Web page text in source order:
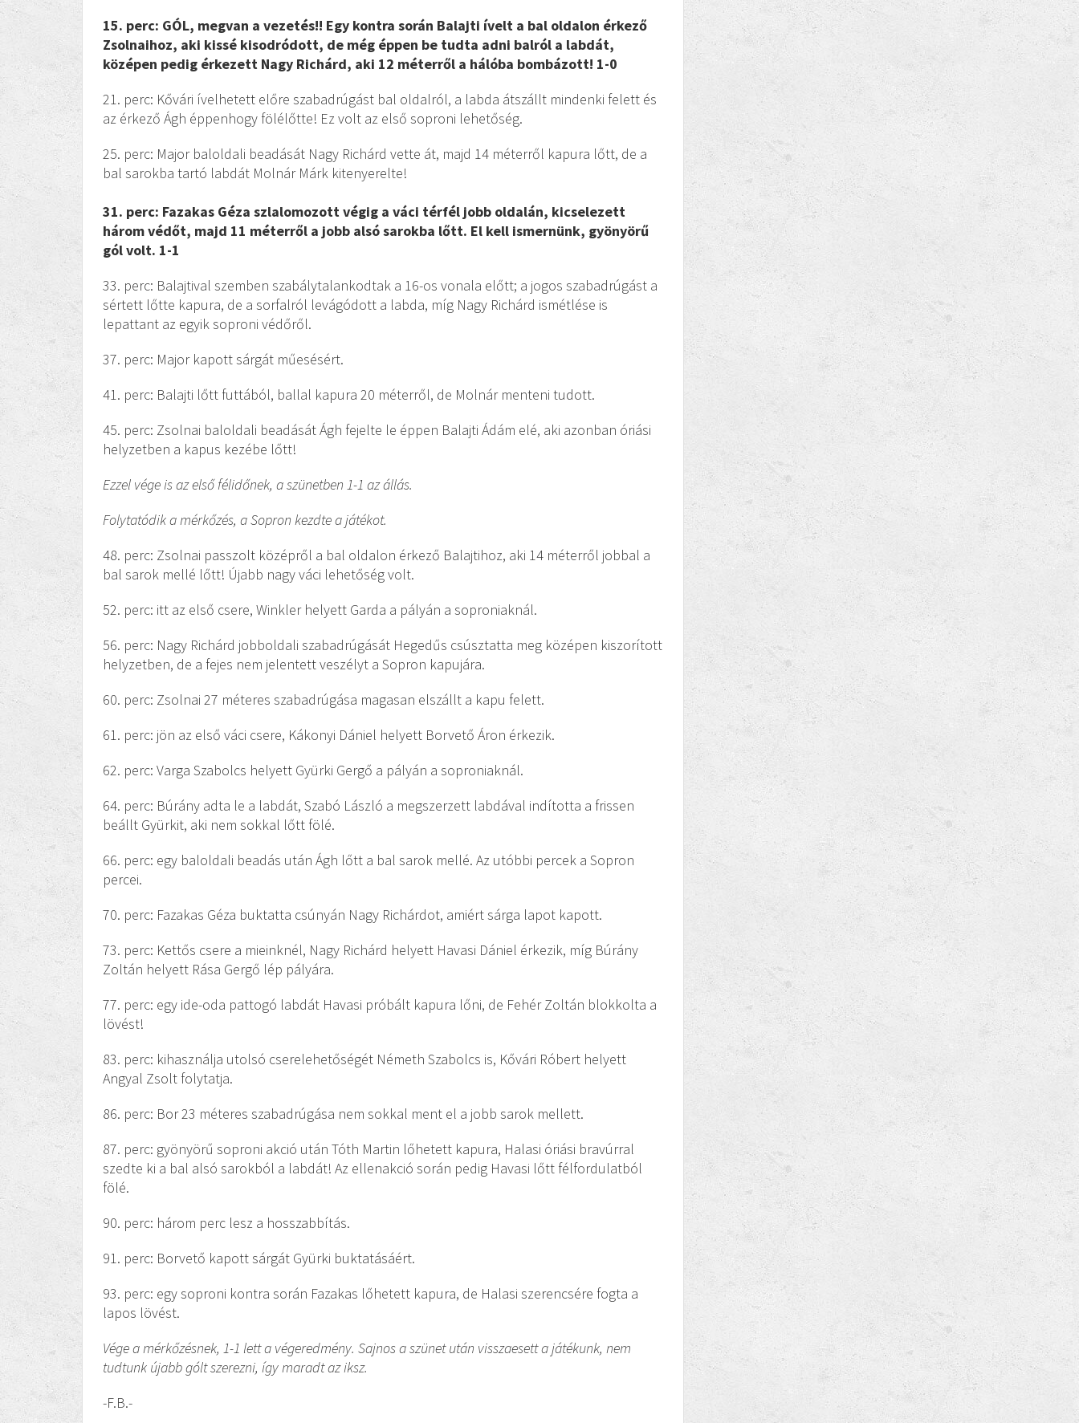
15. perc: GÓL, megvan a vezetés!! Egy kontra során Balajti ívelt a bal oldalon érkező
Zsolnaihoz, aki kissé kisodródott, de még éppen be tudta adni balról a labdát,
középen pedig érkezett Nagy Richárd, aki 12 méterről a hálóba bombázott! 1-0
21. perc: Kővári ívelhetett előre szabadrúgást bal oldalról, a labda átszállt mindenki felett és
az érkező Ágh éppenhogy fölélőtte! Ez volt az első soproni lehetőség.
25. perc: Major baloldali beadását Nagy Richárd vette át, majd 14 méterről kapura lőtt, de a
bal sarokba tartó labdát Molnár Márk kitenyerelte!
31. perc: Fazakas Géza szlalomozott végig a váci térfél jobb oldalán, kicselezett
három védőt, majd 11 méterről a jobb alsó sarokba lőtt. El kell ismernünk, gyönyörű
gól volt. 1-1
33. perc: Balajtival szemben szabálytalankodtak a 16-os vonala előtt; a jogos szabadrúgást a
sértett lőtte kapura, de a sorfalról levágódott a labda, míg Nagy Richárd ismétlése is
lepattant az egyik soproni védőről.
37. perc: Major kapott sárgát műesésért.
41. perc: Balajti lőtt futtából, ballal kapura 20 méterről, de Molnár menteni tudott.
45. perc: Zsolnai baloldali beadását Ágh fejelte le éppen Balajti Ádám elé, aki azonban óriási
helyzetben a kapus kezébe lőtt!
Ezzel vége is az első félidőnek, a szünetben 1-1 az állás.
Folytatódik a mérkőzés, a Sopron kezdte a játékot.
48. perc: Zsolnai passzolt középről a bal oldalon érkező Balajtihoz, aki 14 méterről jobbal a
bal sarok mellé lőtt! Újabb nagy váci lehetőség volt.
52. perc: itt az első csere, Winkler helyett Garda a pályán a soproniaknál.
56. perc: Nagy Richárd jobboldali szabadrúgását Hegedűs csúsztatta meg középen kiszorított
helyzetben, de a fejes nem jelentett veszélyt a Sopron kapujára.
60. perc: Zsolnai 27 méteres szabadrúgása magasan elszállt a kapu felett.
61. perc: jön az első váci csere, Kákonyi Dániel helyett Borvető Áron érkezik.
62. perc: Varga Szabolcs helyett Gyürki Gergő a pályán a soproniaknál.
64. perc: Búrány adta le a labdát, Szabó László a megszerzett labdával indította a frissen
beállt Gyürkit, aki nem sokkal lőtt fölé.
66. perc: egy baloldali beadás után Ágh lőtt a bal sarok mellé. Az utóbbi percek a Sopron
percei.
70. perc: Fazakas Géza buktatta csúnyán Nagy Richárdot, amiért sárga lapot kapott.
73. perc: Kettős csere a mieinknél, Nagy Richárd helyett Havasi Dániel érkezik, míg Búrány
Zoltán helyett Rása Gergő lép pályára.
77. perc: egy ide-oda pattogó labdát Havasi próbált kapura lőni, de Fehér Zoltán blokkolta a
lövést!
83. perc: kihasználja utolsó cserelehetőségét Németh Szabolcs is, Kővári Róbert helyett
Angyal Zsolt folytatja.
86. perc: Bor 23 méteres szabadrúgása nem sokkal ment el a jobb sarok mellett.
87. perc: gyönyörű soproni akció után Tóth Martin lőhetett kapura, Halasi óriási bravúrral
szedte ki a bal alsó sarokból a labdát! Az ellenakció során pedig Havasi lőtt félfordulatból
fölé.
90. perc: három perc lesz a hosszabbítás.
91. perc: Borvető kapott sárgát Gyürki buktatásáért.
93. perc: egy soproni kontra során Fazakas lőhetett kapura, de Halasi szerencsére fogta a
lapos lövést.
Vége a mérkőzésnek, 1-1 lett a végeredmény. Sajnos a szünet után visszaesett a játékunk, nem
tudtunk újabb gólt szerezni, így maradt az iksz.
-F.B.-